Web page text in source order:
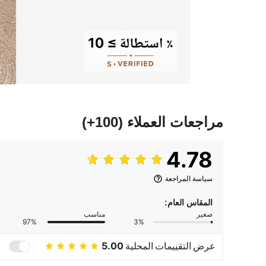
مراجعات العملاء (100+)
4.78
سياسة المراجعة
المقاس العام:
صغير
3%
مناسب
97%
عرض التقييمات المحلية 5.00